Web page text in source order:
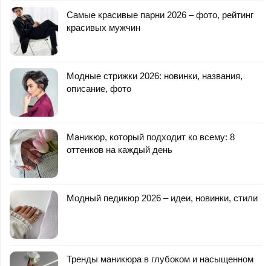
Самые красивые парни 2026 – фото, рейтинг
красивых мужчин
Модные стрижки 2026: новинки, названия,
описание, фото
Маникюр, который подходит ко всему: 8
оттенков на каждый день
Модный педикюр 2026 – идеи, новинки, стили
Тренды маникюра в глубоком и насыщенном